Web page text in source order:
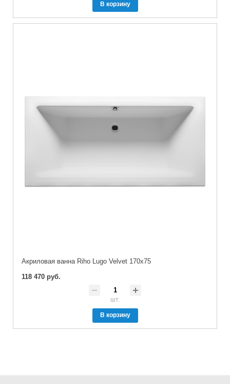
В корзину
Акриловая ванна Riho Lugo Velvet 170x75
118 470 руб.
шт.
В корзину